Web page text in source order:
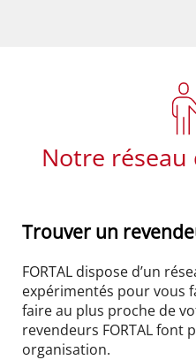
Notre
Trouver un
FORTAL dispose d’un
expérimentés pour vous
faire au plus proche de
revendeurs FORTAL
organisation.